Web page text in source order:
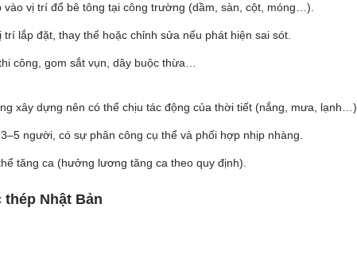
vị trí đổ bê tông tại công trường (dầm, sàn, cột, móng…).
lắp đặt, thay thế hoặc chỉnh sửa nếu phát hiện sai sót.
công, gom sắt vụn, dây buộc thừa…
xây dựng nên có thể chịu tác động của thời tiết (nắng, mưa, lạnh…).
người, có sự phân công cụ thể và phối hợp nhịp nhàng.
tăng ca (hưởng lương tăng ca theo quy định).
Nhật Bản